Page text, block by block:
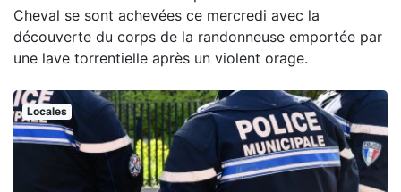
Cheval se sont achevées ce mercredi avec la
découverte du corps de la randonneuse emportée par
une lave torrentielle après un violent orage.
Locales